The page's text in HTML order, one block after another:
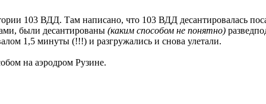
103 ВДД. Там написано, что 103 ВДД десантировалась
были десантированы (каким способом не понятно)
1,5 минуты (!!!) и разгружались и снова улетали.
на аэродром Рузине.